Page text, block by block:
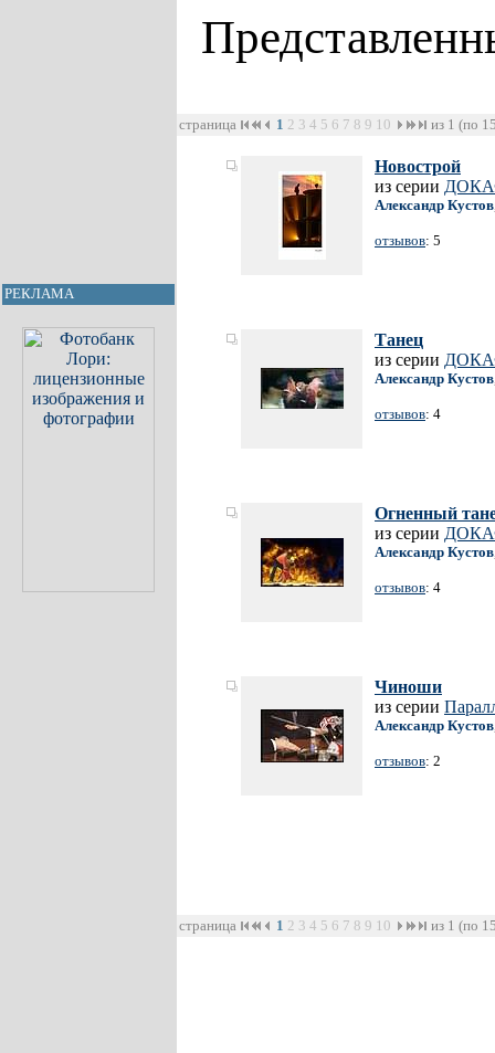
РЕКЛАМА
страница 1 2 3 4 5 6 7 8 9 10 из 1 (по
Новострой
из серии
Александр Кустов
отзывов: 5
Танец
из серии
Александр Кустов
отзывов: 4
Огненный
из серии
Александр Кустов
отзывов: 4
Чиноши
из серии
Александр Кустов
отзывов: 2
страница 1 2 3 4 5 6 7 8 9 10 из 1 (по